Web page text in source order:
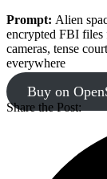
Prompt: Alien
encrypted FBI files
cameras, tense
everywhere
Buy on
Share the Post: